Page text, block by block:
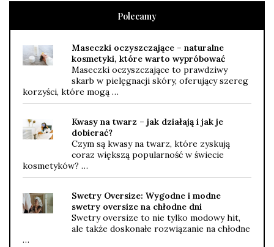
Polecamy
Maseczki oczyszczające – naturalne
kosmetyki, które warto wypróbować
Maseczki oczyszczające to prawdziwy
skarb w pielęgnacji skóry, oferujący szereg
korzyści, które mogą …
Kwasy na twarz – jak działają i jak je
dobierać?
Czym są kwasy na twarz, które zyskują
coraz większą popularność w świecie
kosmetyków? …
Swetry Oversize: Wygodne i modne
swetry oversize na chłodne dni
Swetry oversize to nie tylko modowy hit,
ale także doskonałe rozwiązanie na chłodne
…